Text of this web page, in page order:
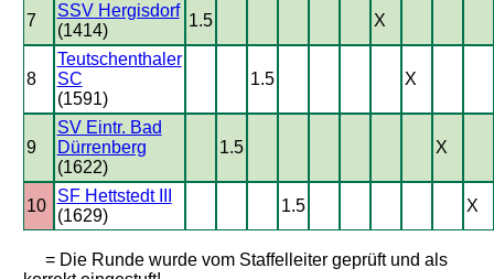
7
SSV Hergisdorf
(1414)
1.5 X
8
Teutschenthaler
SC
(1591)
1.5 X
9
SV Eintr. Bad
Dürrenberg
(1622)
1.5 X
10
SF Hettstedt III
(1629)
1.5 X
= Die Runde wurde vom Staffelleiter geprüft und als